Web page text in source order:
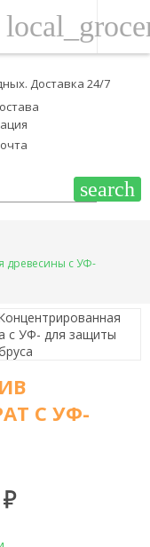
Доставка 24/7
search
древесины с УФ-
С УФ-